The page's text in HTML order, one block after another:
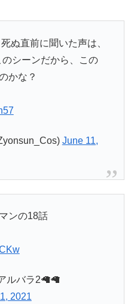
ぬ直前に聞いた声は、
シーンだから、この
かな？
June 11,
ンの18話
ルバラ2🦙🦙
2021